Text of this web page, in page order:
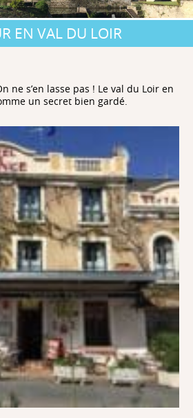
EN VAL DU LOIR
ne s’en lasse pas ! Le val du Loir en
un secret bien gardé.